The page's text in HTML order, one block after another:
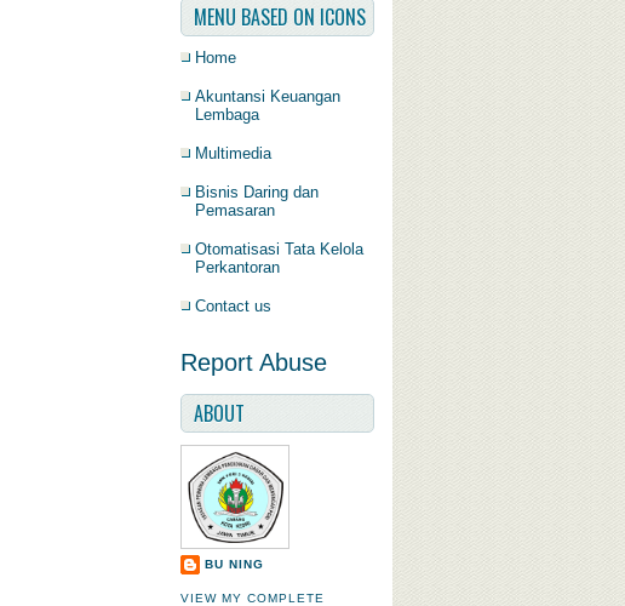
MENU BASED ON ICONS
Home
Akuntansi Keuangan
Lembaga
Multimedia
Bisnis Daring dan
Pemasaran
Otomatisasi Tata Kelola
Perkantoran
Contact us
Report Abuse
ABOUT
BU NING
VIEW MY COMPLETE